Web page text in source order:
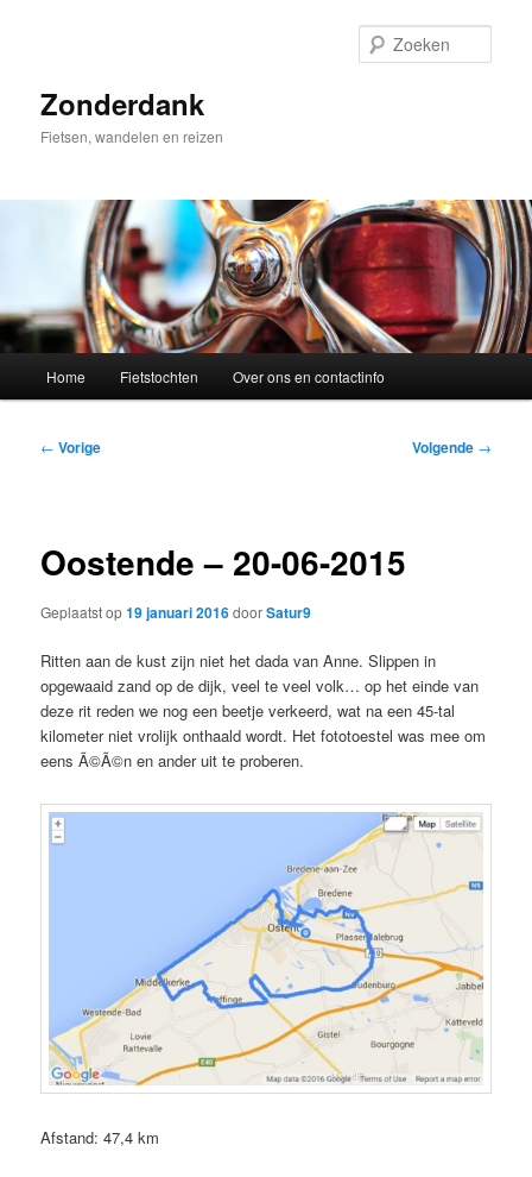
inhoudZonderdank
Fietsen, wandelen en reizen
Home Fietstochten Over ons en contactinfo
Bericht
← Vorige Volgende →
Oostende – 20-06-2015
Geplaatst op19 januari 2016doorSatur9
Ritten aan de kust zijn niet het dada van Anne. Slippen in
opgewaaid zand op de dijk, veel te veel volk… op het einde van
deze rit reden we nog een beetje verkeerd, wat na een 45-tal
kilometer niet vrolijk onthaald wordt. Het fototoestel was mee om
eens Ã©Ã©n en ander uit te proberen.
Afstand: 47,4 km